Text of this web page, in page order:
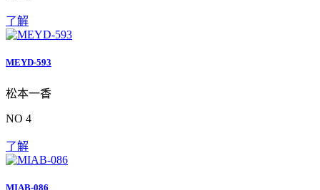
了解
MEYD-593
松本一香
NO 4
了解
MIAB-086